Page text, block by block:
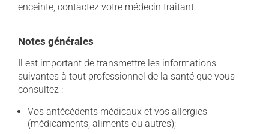
enceinte, contactez votre médecin traitant.
Notes générales
Il est important de transmettre les informations
suivantes à tout professionnel de la santé que vous
consultez :
Vos antécédents médicaux et vos allergies
(médicaments, aliments ou autres);